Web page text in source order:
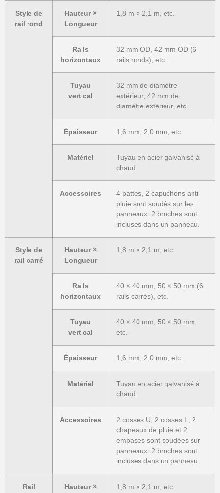
Style de
rail rond
Hauteur ×
Longueur
1,8 m × 2,1 m, etc.
Rails
horizontaux
32 mm OD, 42 mm OD (6
rails ronds), etc.
Tuyau
vertical
32 mm de diamètre
extérieur, 42 mm de
diamètre extérieur, etc.
Épaisseur 1,6 mm, 2,0 mm, etc.
Matériel
Tuyau en acier galvanisé à
chaud
Accessoires
4 pattes, 2 capuchons anti-
pluie sont soudés sur les
panneaux. 2 broches sont
incluses dans un panneau.
Style de
rail carré
Hauteur ×
Longueur
1,8 m × 2,1 m, etc.
Rails
horizontaux
40 × 40 mm, 50 × 50 mm (6
rails carrés), etc.
Tuyau
vertical
40 × 40 mm, 50 × 50 mm,
etc.
Épaisseur 1,6 mm, 2,0 mm, etc.
Matériel
Tuyau en acier galvanisé à
chaud
Accessoires
2 cosses U, 2 cosses L, 2
chapeaux de pluie et 2
embases sont soudées sur
panneaux. 2 broches sont
incluses dans un panneau.
Rail
Hauteur ×
1,8 m × 2,1 m, etc.